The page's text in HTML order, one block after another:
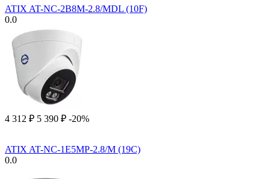
ATIX AT-NC-2B8M-2.8/MDL (10F)
0.0
4 312 ₽ 5 390 ₽ -20%
ATIX AT-NC-1E5MP-2.8/M (19C)
0.0